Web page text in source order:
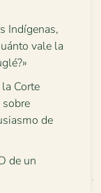
Indígenas,
vale la
Corte
de
de un